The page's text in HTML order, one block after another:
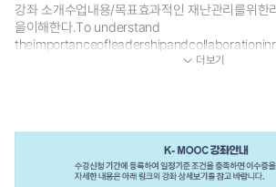
강좌 소개수업내용/목표효과적인 재난관리를위한
을이해한다.To understand
s홍보/예시 영상강좌 운영 계획주차주 제차시학습
더보기